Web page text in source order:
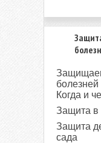
болезней
Когда и
Защита в
Защита
сада